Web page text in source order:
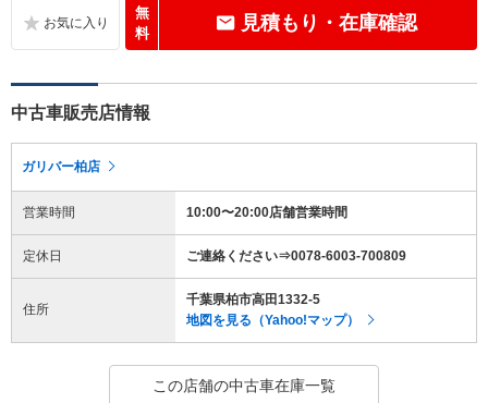
無
料
見積もり・在庫確認
中古車販売店情報
ガリバー柏店
営業時間 10:00〜20:00店舗営業時間
定休日 ご連絡ください⇒0078-6003-700809
住所
千葉県柏市高田1332-5
地図を見る（Yahoo!マップ）
この店舗の中古車在庫一覧